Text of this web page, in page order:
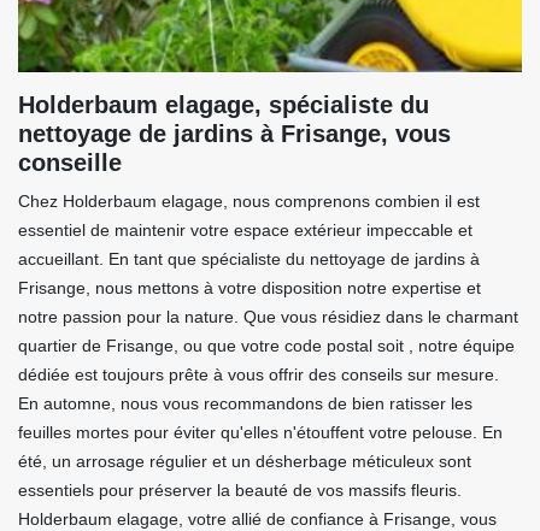
Holderbaum elagage, spécialiste du
nettoyage de jardins à Frisange, vous
conseille
Chez Holderbaum elagage, nous comprenons combien il est
essentiel de maintenir votre espace extérieur impeccable et
accueillant. En tant que spécialiste du nettoyage de jardins à
Frisange, nous mettons à votre disposition notre expertise et
notre passion pour la nature. Que vous résidiez dans le charmant
quartier de Frisange, ou que votre code postal soit , notre équipe
dédiée est toujours prête à vous offrir des conseils sur mesure.
En automne, nous vous recommandons de bien ratisser les
feuilles mortes pour éviter qu'elles n'étouffent votre pelouse. En
été, un arrosage régulier et un désherbage méticuleux sont
essentiels pour préserver la beauté de vos massifs fleuris.
Holderbaum elagage, votre allié de confiance à Frisange, vous